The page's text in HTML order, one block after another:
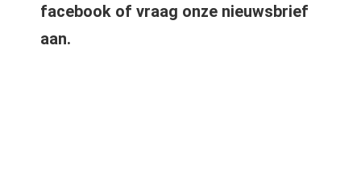
facebook of vraag onze nieuwsbrief
aan.